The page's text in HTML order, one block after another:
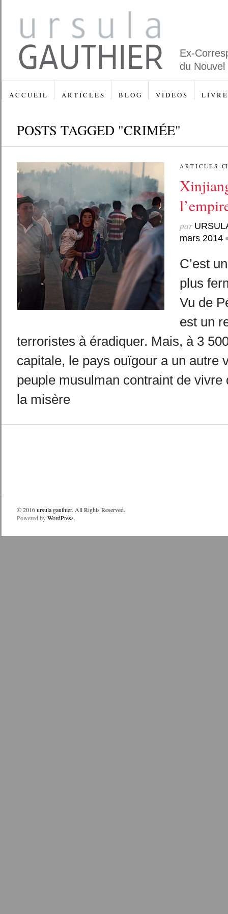
Ex-
du
A C C U E I L A R T I C L E S B L O G V I D É O S L I V R E
POSTS TAGGED "CRIMÉE"
A R T I C L E S/
par
mars 2014
C’est
plus
Vu de
est un
terroristes à éradiquer. Mais, à 3
capitale, le pays ouïgour a un autre
peuple musulman contraint de vivre
la misère
© 2016ursula gauthier. All Rights Reserved.
Powered byWordPress.